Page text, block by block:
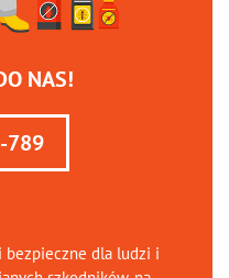
NAS!
789
bezpieczne dla ludzi i